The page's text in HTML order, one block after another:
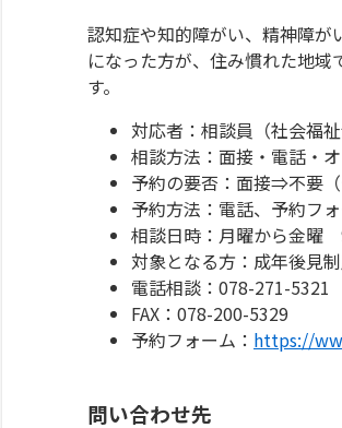
認知症や知的障がい、精神障
になった方が、住み慣れた地
す。
対応者：相談員（社会福祉
相談方法：面接・電話・
予約の要否：面接⇒不要
予約方法：電話、予約フ
相談日時：月曜から金曜
対象となる方：成年後見
電話相談：078-271-5321
FAX：078-200-5329
予約フォーム： https://
問い合わせ先